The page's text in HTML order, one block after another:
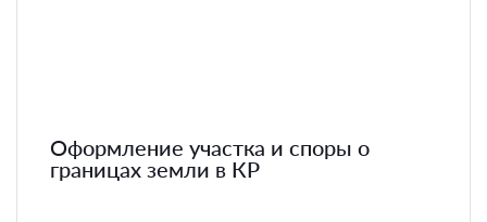
Оформление участка и споры о
границах земли в КР